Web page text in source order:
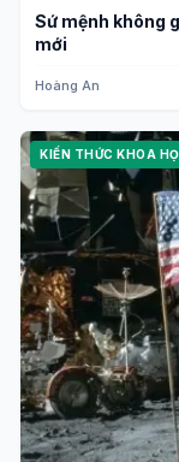
Sứ mệnh không
mới
Hoàng An
KIẾN THỨC KHOA